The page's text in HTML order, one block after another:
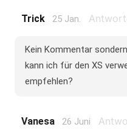
Trick 25 Jan.
Kein Kommentar
kann ich für den XS
empfehlen?
Vanesa 26 Juni